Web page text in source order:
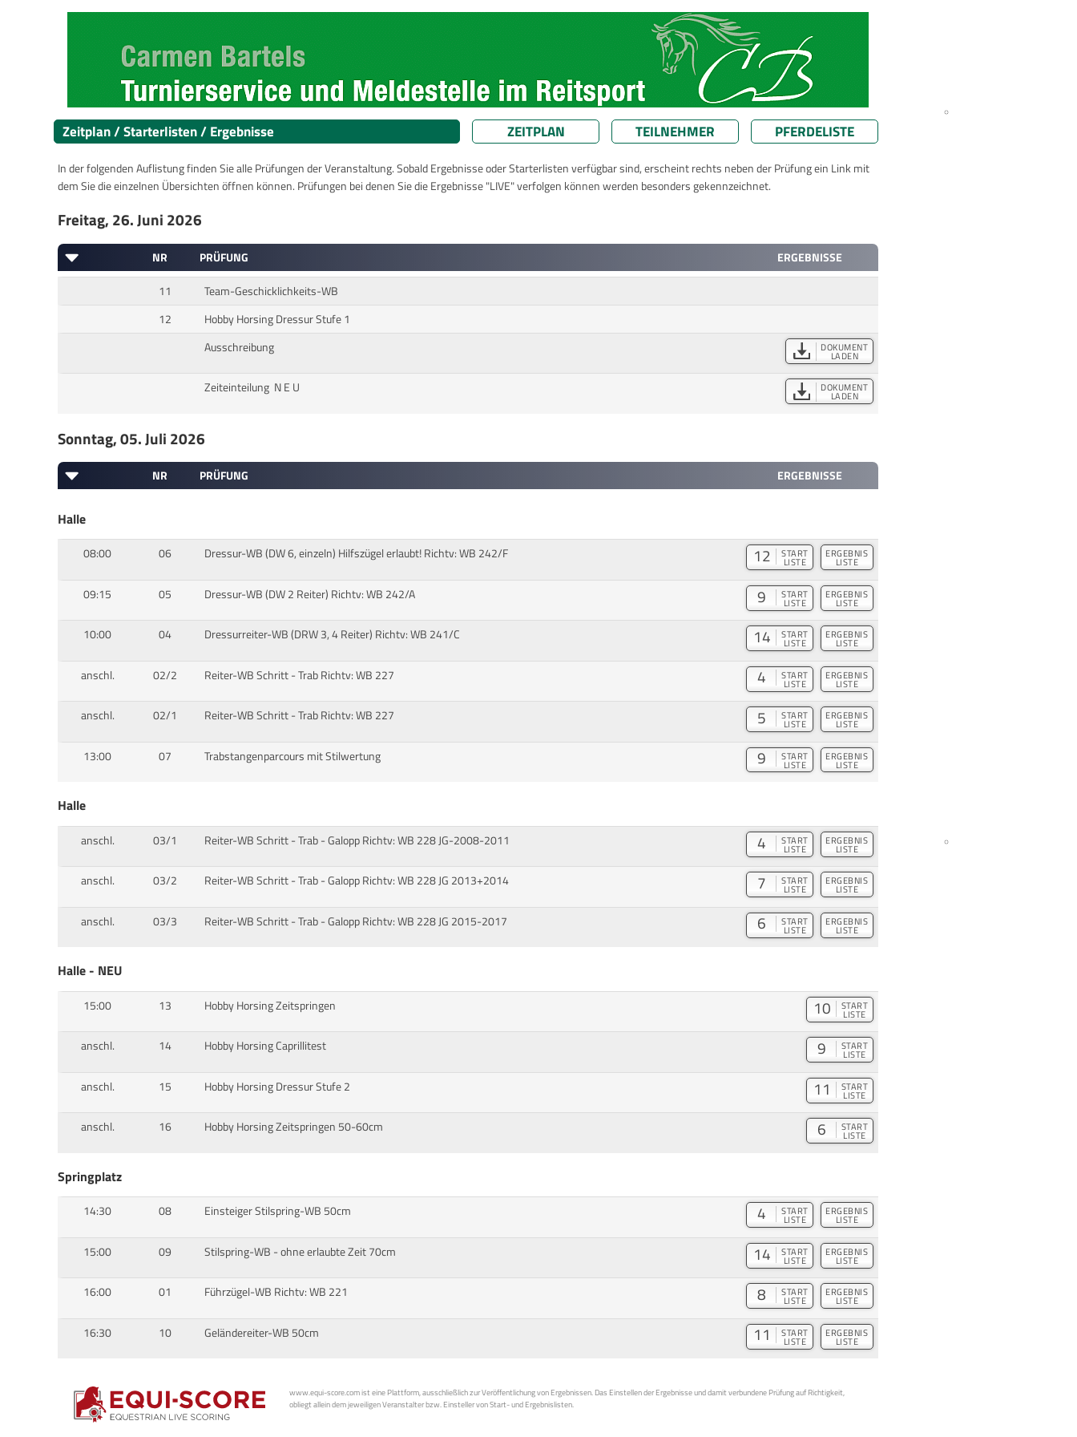
Zeitplan / Starterlisten / Ergebnisse ZEITPLAN TEILNEHMER PFERDELISTE
In der folgenden Auflistung finden Sie alle Prüfungen der Veranstaltung. Sobald Ergebnisse oder Starterlisten verfügbar sind, erscheint rechts neben der Prüfung ein Link mit
dem Sie die einzelnen Übersichten öffnen können. Prüfungen bei denen Sie die Ergebnisse "LIVE" verfolgen können werden besonders gekennzeichnet.
Freitag, 26. Juni 2026
NR PRÜFUNG
ERGEBNISSE
11
Team-Geschicklichkeits-WB
12
Hobby Horsing Dressur Stufe 1
Ausschreibung
DOKUMENT
LADEN
Zeiteinteilung N E U DOKUMENT
LADEN
Sonntag, 05. Juli 2026
NR PRÜFUNG ERGEBNISSE
Halle
08:00 06 Dressur-WB (DW 6, einzeln) Hilfszügel erlaubt! Richtv: WB 242/F 12 START
LISTE
ERGEBNIS
LISTE
09:15 05 Dressur-WB (DW 2 Reiter) Richtv: WB 242/A 9 START
LISTE
ERGEBNIS
LISTE
10:00 04 Dressurreiter-WB (DRW 3, 4 Reiter) Richtv: WB 241/C 14 START
LISTE
ERGEBNIS
LISTE
anschl. 02/2 Reiter-WB Schritt - Trab Richtv: WB 227 4 START
LISTE
ERGEBNIS
LISTE
anschl. 02/1 Reiter-WB Schritt - Trab Richtv: WB 227 5 START
LISTE
ERGEBNIS
LISTE
13:00 07 Trabstangenparcours mit Stilwertung 9 START
LISTE
ERGEBNIS
LISTE
Halle
anschl. 03/1 Reiter-WB Schritt - Trab - Galopp Richtv: WB 228 JG-2008-2011 4 START
LISTE
ERGEBNIS
LISTE
anschl. 03/2 Reiter-WB Schritt - Trab - Galopp Richtv: WB 228 JG 2013+2014 7 START
LISTE
ERGEBNIS
LISTE
anschl. 03/3 Reiter-WB Schritt - Trab - Galopp Richtv: WB 228 JG 2015-2017 6 START
LISTE
ERGEBNIS
LISTE
Halle - NEU
15:00 13 Hobby Horsing Zeitspringen 10 START
LISTE
anschl. 14 Hobby Horsing Caprillitest 9 START
LISTE
anschl. 15 Hobby Horsing Dressur Stufe 2 11 START
LISTE
anschl. 16 Hobby Horsing Zeitspringen 50-60cm 6 START
LISTE
Springplatz
14:30 08 Einsteiger Stilspring-WB 50cm 4 START
LISTE
ERGEBNIS
LISTE
15:00 09 Stilspring-WB - ohne erlaubte Zeit 70cm 14 START
LISTE
ERGEBNIS
LISTE
16:00 01 Führzügel-WB Richtv: WB 221 8 START
LISTE
ERGEBNIS
LISTE
16:30 10 Geländereiter-WB 50cm 11 START
LISTE
ERGEBNIS
LISTE
www.equi-score.com ist eine Plattform, ausschließlich zur Veröffentlichung von Ergebnissen. Das Einstellen der Ergebnisse und damit verbundene Prüfung auf Richtigkeit,
obliegt allein dem jeweiligen Veranstalter bzw. Einsteller von Start- und Ergebnislisten.